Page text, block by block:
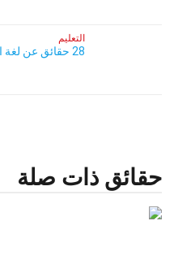
التعليم
28 حقائق عن لغة الإشارة
حقائق ذات صلة